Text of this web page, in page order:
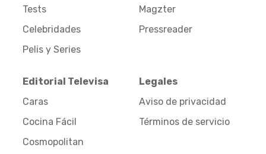
Tests
Celebridades
Pelis y Series
Magzter
Pressreader
Editorial Televisa
Caras
Cocina Fácil
Cosmopolitan
Legales
Aviso de privacidad
Términos de servicio